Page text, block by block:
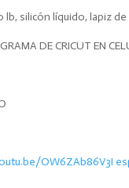
silicón líquido, lapiz de
DE CRICUT EN
OW6ZAb86V3I